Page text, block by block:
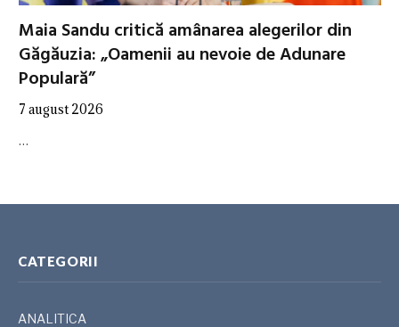
Maia Sandu critică amânarea alegerilor din
Găgăuzia: „Oamenii au nevoie de Adunare
Populară”
7 august 2026
…
CATEGORII
ANALITICA